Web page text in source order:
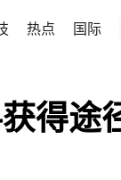
热点 国际
得途